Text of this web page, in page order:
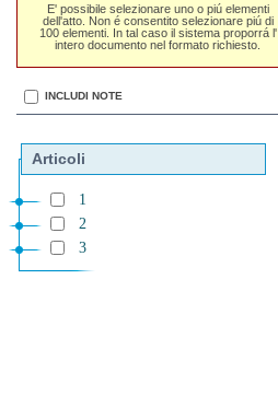
E' possibile selezionare uno o piú elementi
dell'atto. Non é consentito selezionare piú di
100 elementi. In tal caso il sistema proporrá l'
intero documento nel formato richiesto.
INCLUDI NOTE
Articoli
1
2
3